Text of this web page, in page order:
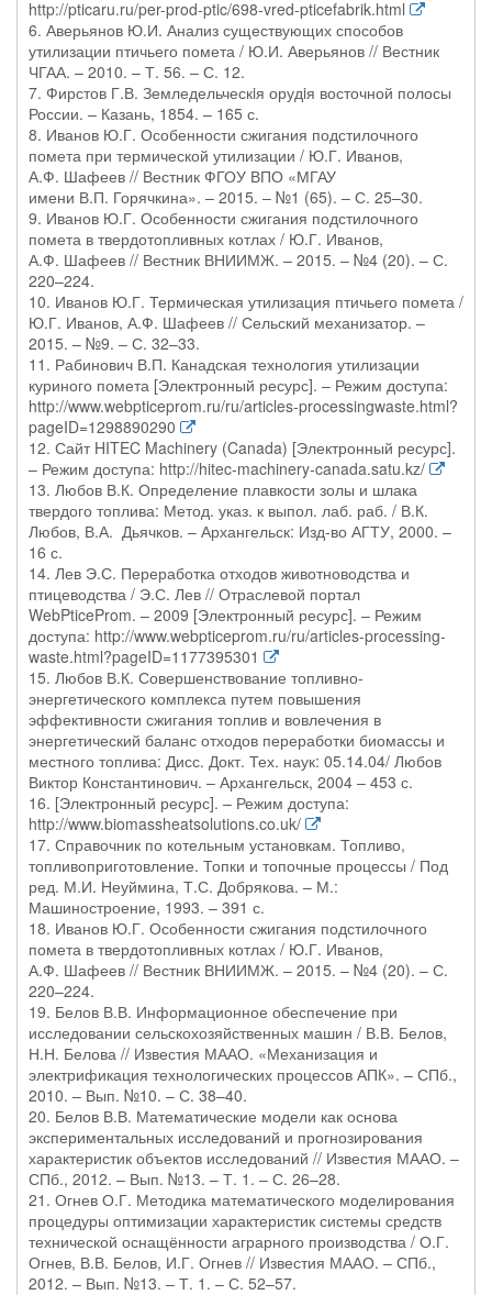
http://pticaru.ru/per-prod-ptic/698-vred-pticefabrik.html
6. Аверьянов Ю.И. Анализ существующих способов
утилизации птичьего помета / Ю.И. Аверьянов // Вестник
ЧГАА. – 2010. – Т. 56. – С. 12.
7. Фирстов Г.В. Земледельческiя орудiя восточной полосы
России. – Казань, 1854. – 165 с.
8. Иванов Ю.Г. Особенности сжигания подстилочного
помета при термической утилизации / Ю.Г. Иванов,
А.Ф. Шафеев // Вестник ФГОУ ВПО «МГАУ
имени В.П. Горячкина». – 2015. – №1 (65). – С. 25–30.
9. Иванов Ю.Г. Особенности сжигания подстилочного
помета в твердотопливных котлах / Ю.Г. Иванов,
А.Ф. Шафеев // Вестник ВНИИМЖ. – 2015. – №4 (20). – С.
220–224.
10. Иванов Ю.Г. Термическая утилизация птичьего помета /
Ю.Г. Иванов, А.Ф. Шафеев // Сельский механизатор. –
2015. – №9. – С. 32–33.
11. Рабинович В.П. Канадская технология утилизации
куриного помета [Электронный ресурс]. – Режим доступа:
http://www.webpticeprom.ru/ru/articles-processingwaste.html?
pageID=1298890290
12. Сайт HITEC Machinery (Canada) [Электронный ресурс].
– Режим доступа: http://hitec-machinery-canada.satu.kz/
13. Любов В.К. Определение плавкости золы и шлака
твердого топлива: Метод. указ. к выпол. лаб. раб. / В.К.
Любов, В.А. Дьячков. – Архангельск: Изд-во АГТУ, 2000. –
16 с.
14. Лев Э.С. Переработка отходов животноводства и
птицеводства / Э.С. Лев // Отраслевой портал
WebPticeProm. – 2009 [Электронный ресурс]. – Режим
доступа: http://www.webpticeprom.ru/ru/articles-processing-
waste.html?pageID=1177395301
15. Любов В.К. Совершенствование топливно-
энергетического комплекса путем повышения
эффективности сжигания топлив и вовлечения в
энергетический баланс отходов переработки биомассы и
местного топлива: Дисс. Докт. Тех. наук: 05.14.04/ Любов
Виктор Константинович. – Архангельск, 2004 – 453 с.
16. [Электронный ресурс]. – Режим доступа:
http://www.biomassheatsolutions.co.uk/
17. Справочник по котельным установкам. Топливо,
топливоприготовление. Топки и топочные процессы / Под
ред. М.И. Неуймина, Т.С. Добрякова. – М.:
Машиностроение, 1993. – 391 с.
18. Иванов Ю.Г. Особенности сжигания подстилочного
помета в твердотопливных котлах / Ю.Г. Иванов,
А.Ф. Шафеев // Вестник ВНИИМЖ. – 2015. – №4 (20). – С.
220–224.
19. Белов В.В. Информационное обеспечение при
исследовании сельскохозяйственных машин / В.В. Белов,
Н.Н. Белова // Известия МААО. «Механизация и
электрификация технологических процессов АПК». – СПб.,
2010. – Вып. №10. – С. 38–40.
20. Белов В.В. Математические модели как основа
экспериментальных исследований и прогнозирования
характеристик объектов исследований // Известия МААО. –
СПб., 2012. – Вып. №13. – Т. 1. – С. 26–28.
21. Огнев О.Г. Методика математического моделирования
процедуры оптимизации характеристик системы средств
технической оснащённости аграрного производства / О.Г.
Огнев, В.В. Белов, И.Г. Огнев // Известия МААО. – СПб.,
2012. – Вып. №13. – Т. 1. – С. 52–57.